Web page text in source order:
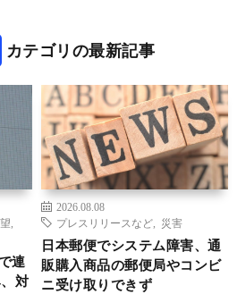
カテゴリの最新記事
連
対
2026.08.08
プレスリリースなど
災害
日本郵便でシステム障害、通
販購入商品の郵便局やコンビ
ニ受け取りできず